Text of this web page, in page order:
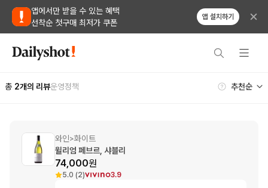
앱에서만 받을 수 있는 혜택
선착순 첫구매 최저가 쿠폰
앱 설치하기
총 2개의 리뷰운영정책
와인>화이트
윌리엄 페브르, 샤블리
74,000원
5.0 (2) 3.9